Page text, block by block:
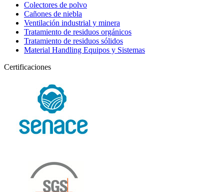
Colectores de polvo
Cañones de niebla
Ventilación industrial y minera
Tratamiento de residuos orgánicos
Tratamiento de residuos sólidos
Material Handling Equipos y Sistemas
Certificaciones